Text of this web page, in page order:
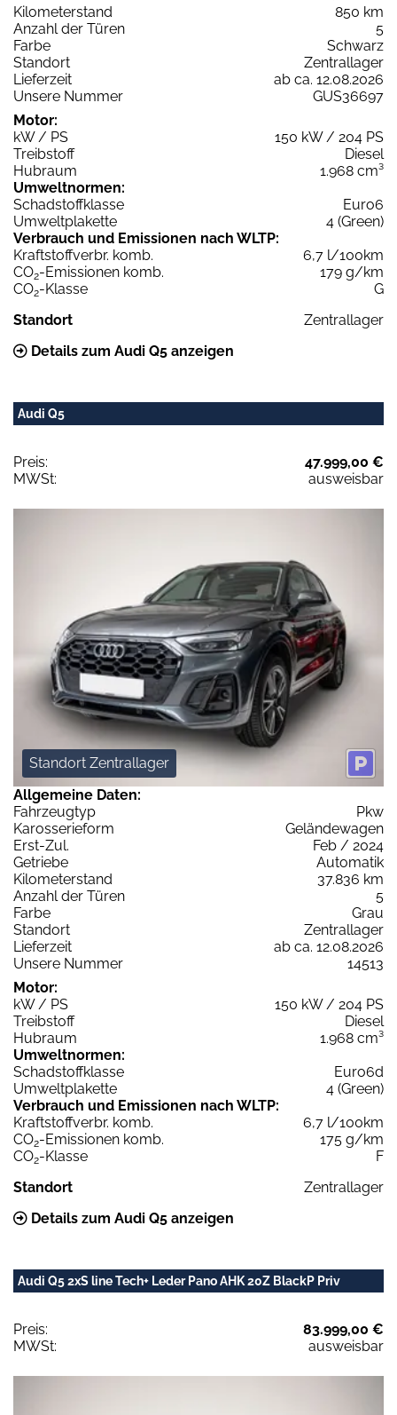
Kilometerstand
850 km
Anzahl der Türen
5
Farbe
Schwarz
Standort
Zentrallager
Lieferzeit
ab ca. 12.08.2026
Unsere Nummer
GUS36697
Motor:
kW / PS
150 kW / 204 PS
Treibstoff
Diesel
Hubraum
1.968 cm³
Umweltnormen:
Schadstoffklasse
Euro6
Umweltplakette
4 (Green)
Verbrauch und Emissionen nach WLTP:
Kraftstoffverbr. komb.
6,7 l/100km
CO2-Emissionen komb.
179 g/km
CO2-Klasse
G
Standort
Zentrallager
Details zum Audi Q5 anzeigen
Audi Q5
Preis:
47.999,00 €
MWSt:
ausweisbar
Standort Zentrallager
Allgemeine Daten:
Fahrzeugtyp
Pkw
Karosserieform
Geländewagen
Erst-Zul.
Feb / 2024
Getriebe
Automatik
Kilometerstand
37.836 km
Anzahl der Türen
5
Farbe
Grau
Standort
Zentrallager
Lieferzeit
ab ca. 12.08.2026
Unsere Nummer
14513
Motor:
kW / PS
150 kW / 204 PS
Treibstoff
Diesel
Hubraum
1.968 cm³
Umweltnormen:
Schadstoffklasse
Euro6d
Umweltplakette
4 (Green)
Verbrauch und Emissionen nach WLTP:
Kraftstoffverbr. komb.
6,7 l/100km
CO2-Emissionen komb.
175 g/km
CO2-Klasse
F
Standort
Zentrallager
Details zum Audi Q5 anzeigen
Audi Q5 2xS line Tech+ Leder Pano AHK 20Z BlackP Priv
Preis:
83.999,00 €
MWSt:
ausweisbar